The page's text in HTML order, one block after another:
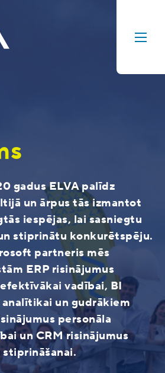
gadus ELVA palīdz
un ārpus tās izmantot
iespējas, lai sasniegtu
stiprinātu konkurētspēju.
partneris mēs
ERP risinājumus
vadībai, BI
un gudrākiem
personāla
un CRM risinājumus